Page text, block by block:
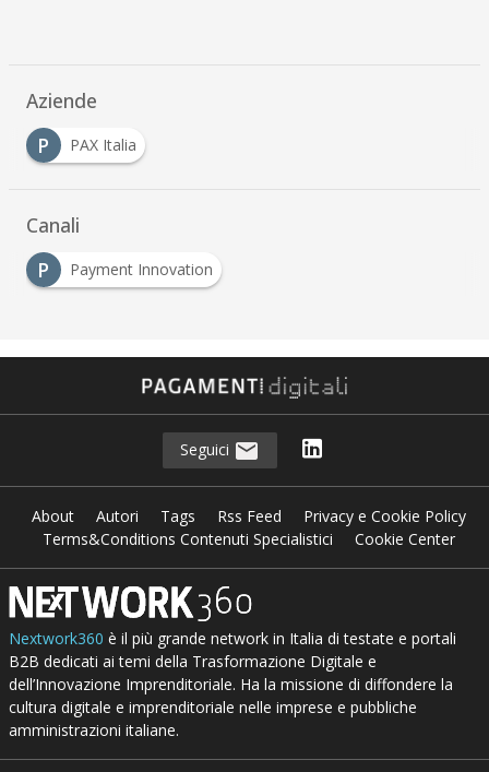
Aziende
P
PAX Italia
Canali
P
Payment Innovation
Seguici
About Autori Tags Rss Feed
Privacy e Cookie Policy
Terms&Conditions Contenuti Specialistici
Cookie Center
Nextwork360 è il più grande network in Italia di testate e portali
B2B dedicati ai temi della Trasformazione Digitale e
dell’Innovazione Imprenditoriale. Ha la missione di diffondere la
cultura digitale e imprenditoriale nelle imprese e pubbliche
amministrazioni italiane.